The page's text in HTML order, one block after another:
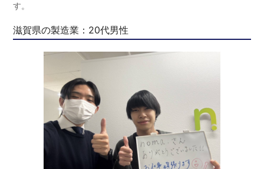
す。
滋賀県の製造業：20代男性